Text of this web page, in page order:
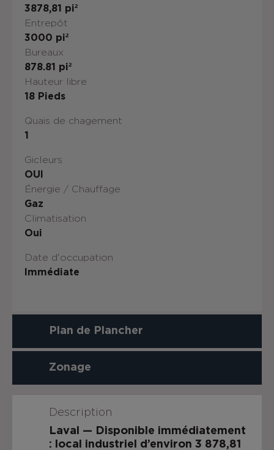
3878,81 pi²
Entrepôt
3000 pi²
Bureaux
878.81 pi²
Hauteur libre
18 Pieds
Quais de chagement
1
Gicleurs
OUI
Énergie / Chauffage
Gaz
Climatisation
Oui
Date d'occupation
Immédiate
Plan de Plancher
Zonage
Description
Laval — Disponible immédiatement
: local industriel d’environ 3 878,81